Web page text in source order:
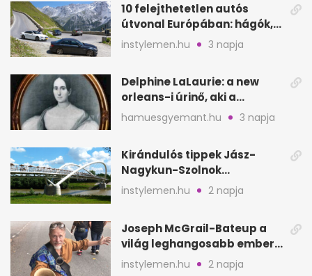
10 felejthetetlen autós
útvonal Európában: hágók,
partok, fjordok
instylemen.hu 3 napja
Delphine LaLaurie: a new
orleans-i úrinő, aki a
padláson kínzott
hamuesgyemant.hu 3 napja
Kirándulós tippek Jász-
Nagykun-Szolnok
megyében: 6 kihagyhatatlan
hely
instylemen.hu 2 napja
Joseph McGrail-Bateup a
világ leghangosabb embere
lett Ausztráliából
instylemen.hu 2 napja